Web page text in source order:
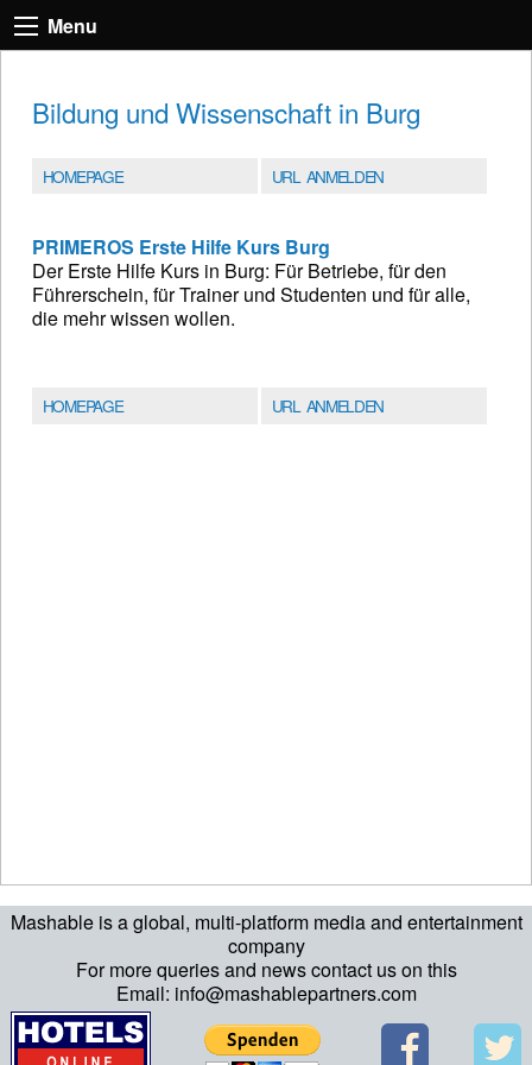
Mashable is a global, multi-platform media and entertainment
company
For more queries and news contact us on this
Email: info@mashablepartners.com
Menu
Bildung und Wissenschaft in Burg
HOMEPAGE URL ANMELDEN
PRIMEROS Erste Hilfe Kurs Burg
Der Erste Hilfe Kurs in Burg: Für Betriebe, für den
Führerschein, für Trainer und Studenten und für alle,
die mehr wissen wollen.
HOMEPAGE URL ANMELDEN